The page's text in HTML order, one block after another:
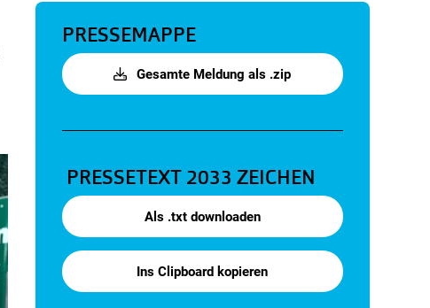
PRESSEMAPPE
Gesamte Meldung als .zip
PRESSETEXT 2033 ZEICHEN
Als .txt downloaden
Ins Clipboard kopieren